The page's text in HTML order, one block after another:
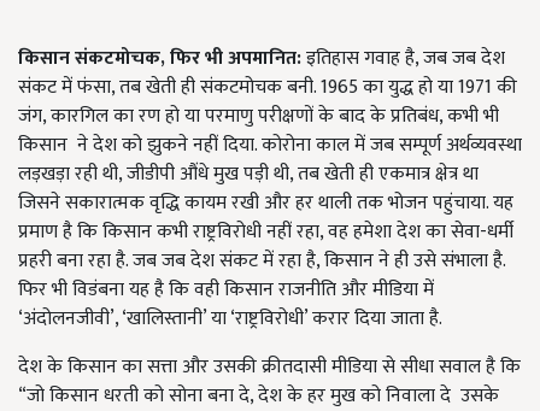
किसान संकटमोचक, फिर भी अपमानित:इतिहास गवाह है, जब जब देश
संकट में फंसा, तब खेती ही संकटमोचक बनी. 1965 का युद्ध हो या 1971 की
जंग, कारगिल का रण हो या परमाणु परीक्षणों के बाद के प्रतिबंध, कभी भी
किसान ने देश को झुकने नहीं दिया. कोरोना काल में जब सम्पूर्ण अर्थव्यवस्था
लड़खड़ा रही थी, जीडीपी औंधे मुख पड़ी थी, तब खेती ही एकमात्र क्षेत्र था
जिसने सकारात्मक वृद्धि कायम रखी और हर थाली तक भोजन पहुंचाया. यह
प्रमाण है कि किसान कभी राष्ट्रविरोधी नहीं रहा, वह हमेशा देश का सेवा-धर्मी
प्रहरी बना रहा है. जब जब देश संकट में रहा है, किसान ने ही उसे संभाला है.
फिर भी विडंबना यह है कि वही किसान राजनीति और मीडिया में
‘अंदोलनजीवी’, ‘खालिस्तानी’ या ‘राष्ट्रविरोधी’ करार दिया जाता है.
देश के किसान का सत्ता और उसकी क्रीतदासी मीडिया से सीधा सवाल है कि
“जो किसान धरती को सोना बना दे, देश के हर मुख को निवाला दे उसके